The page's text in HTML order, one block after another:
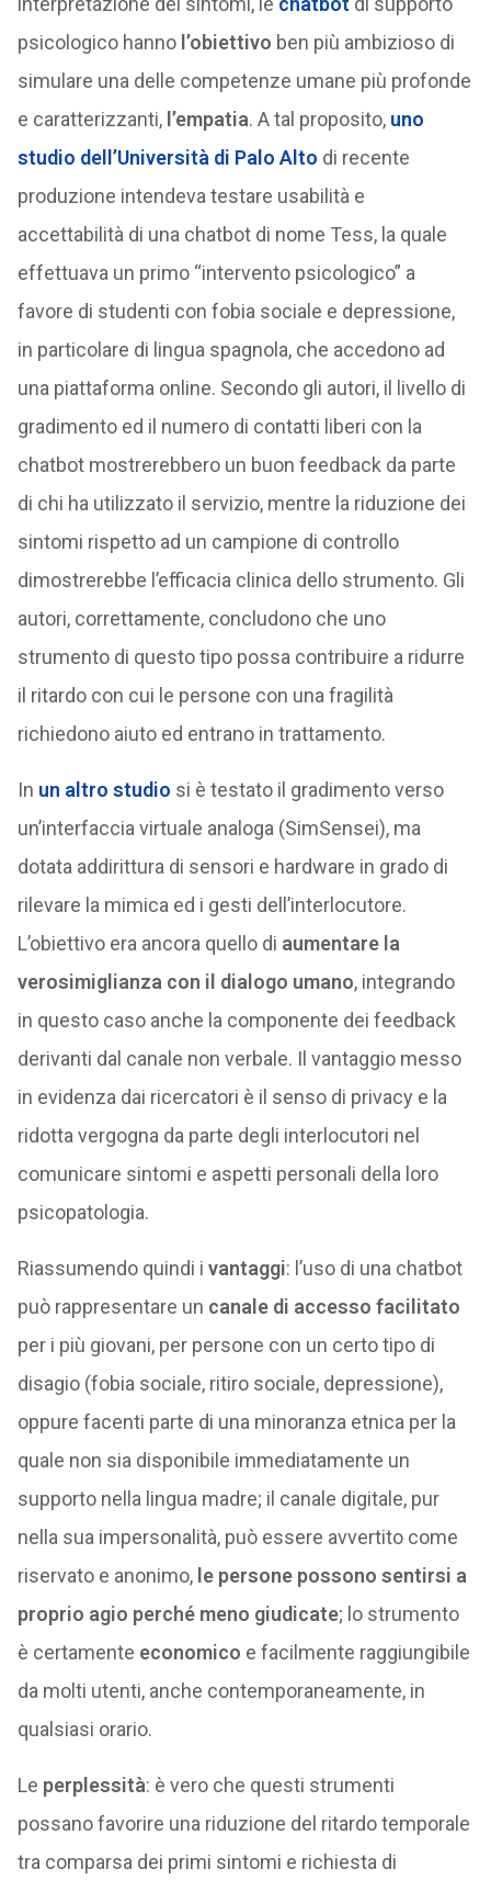
psicologico hanno l’obiettivo ben più ambizioso di
simulare una delle competenze umane più profonde
e caratterizzanti, l’empatia. A tal proposito, uno
studio dell’Università di Palo Alto di recente
produzione intendeva testare usabilità e
accettabilità di una chatbot di nome Tess, la quale
effettuava un primo “intervento psicologico” a
favore di studenti con fobia sociale e depressione,
in particolare di lingua spagnola, che accedono ad
una piattaforma online. Secondo gli autori, il livello di
gradimento ed il numero di contatti liberi con la
chatbot mostrerebbero un buon feedback da parte
di chi ha utilizzato il servizio, mentre la riduzione dei
sintomi rispetto ad un campione di controllo
dimostrerebbe l’efficacia clinica dello strumento. Gli
autori, correttamente, concludono che uno
strumento di questo tipo possa contribuire a ridurre
il ritardo con cui le persone con una fragilità
richiedono aiuto ed entrano in trattamento.
In un altro studio si è testato il gradimento verso
un’interfaccia virtuale analoga (SimSensei), ma
dotata addirittura di sensori e hardware in grado di
rilevare la mimica ed i gesti dell’interlocutore.
L’obiettivo era ancora quello di aumentare la
verosimiglianza con il dialogo umano, integrando
in questo caso anche la componente dei feedback
derivanti dal canale non verbale. Il vantaggio messo
in evidenza dai ricercatori è il senso di privacy e la
ridotta vergogna da parte degli interlocutori nel
comunicare sintomi e aspetti personali della loro
psicopatologia.
Riassumendo quindi i vantaggi: l’uso di una chatbot
può rappresentare un canale di accesso facilitato
per i più giovani, per persone con un certo tipo di
disagio (fobia sociale, ritiro sociale, depressione),
oppure facenti parte di una minoranza etnica per la
quale non sia disponibile immediatamente un
supporto nella lingua madre; il canale digitale, pur
nella sua impersonalità, può essere avvertito come
riservato e anonimo, le persone possono sentirsi a
proprio agio perché meno giudicate; lo strumento
è certamente economico e facilmente raggiungibile
da molti utenti, anche contemporaneamente, in
qualsiasi orario.
Le perplessità: è vero che questi strumenti
possano favorire una riduzione del ritardo temporale
tra comparsa dei primi sintomi e richiesta di